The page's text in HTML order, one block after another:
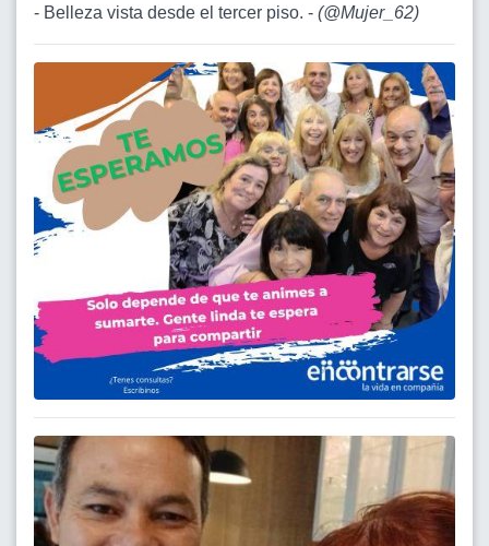
- Belleza vista desde el tercer piso. - (@Mujer_62)